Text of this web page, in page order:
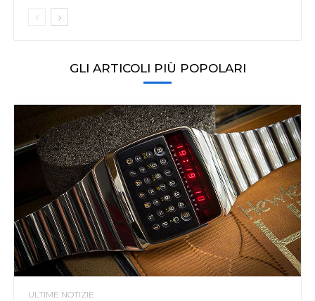
GLI ARTICOLI PIÙ POPOLARI
ULTIME NOTIZIE